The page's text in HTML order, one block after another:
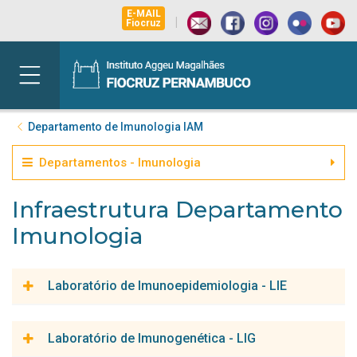
E-MAIL
Fiocruz
|
Departamento de Imunologia IAM
Departamentos - Imunologia
Infraestrutura Departamento
Imunologia
Laboratório de Imunoepidemiologia - LIE
projetos que visam estudar diversos aspectos relacionados à
Laboratório de Imunogenética - LIG